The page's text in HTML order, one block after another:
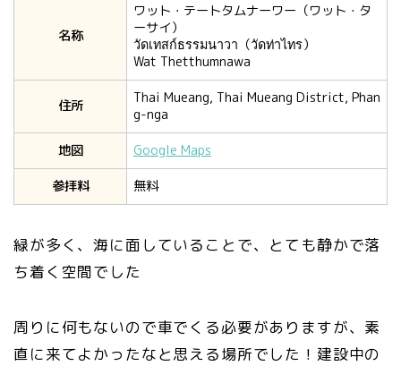
名称
ワット・テートタムナーワー（ワット・タ
ーサイ）
วัดเทสก์ธรรมนาวา（วัดท่าไทร）
Wat Thetthumnawa
住所
Thai Mueang, Thai Mueang District, Phan
g-nga
地図
Google Maps
参拝料
無料
緑が多く、海に面していることで、とても静かで落
ち着く空間でした
周りに何もないので車でくる必要がありますが、素
直に来てよかったなと思える場所でした！建設中の